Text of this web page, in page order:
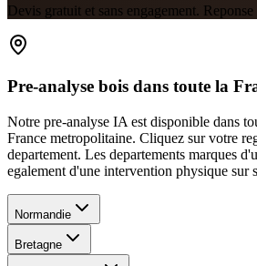
Devis gratuit et sans engagement. Reponse
Pre-analyse bois dans toute la
Notre pre-analyse IA est disponible dans
France metropolitaine. Cliquez sur votre
departement. Les departements marques d'
egalement d'une intervention physique sur
Normandie
Bretagne